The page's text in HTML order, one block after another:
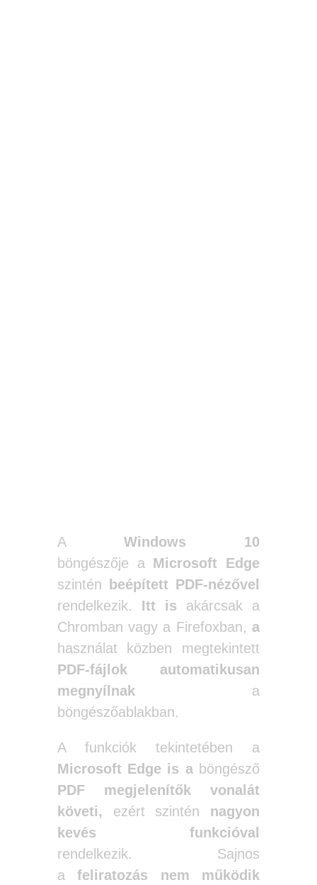
A Windows 10
böngészője a Microsoft Edge
szintén beépített PDF-nézővel
rendelkezik. Itt is akárcsak a
Chromban vagy a Firefoxban, a
használat közben megtekintett
PDF-fájlok automatikusan
megnyílnaka
böngészőablakban.
A funkciók tekintetében a
Microsoft Edge is aböngésző
PDF megjelenítők vonalát
követi, ezért szintén nagyon
kevés funkcióval
rendelkezik. Sajnos
a
feliratozás nem
működik